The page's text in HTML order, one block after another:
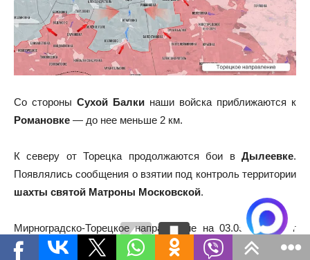
Со стороны Сухой Балки наши войска приближаются к
Романовке — до нее меньше 2 км.
К северу от Торецка продолжаются бои в Дылеевке.
Появлялись сообщения о взятии под контроль территории
шахты святой Матроны Московской.
Мирноградско-Торецкое направление на 03.05.25: фронт
ВСУ продолжает трещать по швам.